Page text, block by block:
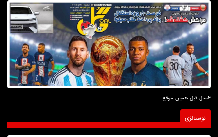
4سال قبل همین موقع
نوستالژی